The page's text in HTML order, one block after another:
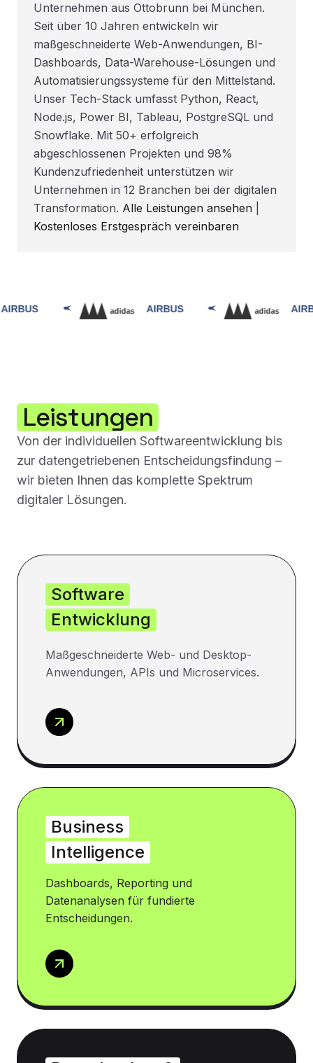
Unternehmen aus Ottobrunn bei München.
Seit über 10 Jahren entwickeln wir
maßgeschneiderte Web-Anwendungen, BI-
Dashboards, Data-Warehouse-Lösungen und
Automatisierungssysteme für den Mittelstand.
Unser Tech-Stack umfasst Python, React,
Node.js, Power BI, Tableau, PostgreSQL und
Snowflake. Mit 50+ erfolgreich
abgeschlossenen Projekten und 98%
Kundenzufriedenheit unterstützen wir
Unternehmen in 12 Branchen bei der digitalen
Transformation. Alle Leistungen ansehen
Kostenloses Erstgespräch vereinbaren
Leistungen
Von der individuellen Softwareentwicklung bis
zur datengetriebenen Entscheidungsfindung –
wir bieten Ihnen das komplette Spektrum
digitaler Lösungen.
Software
Entwicklung
Maßgeschneiderte Web- und Desktop-
Anwendungen, APIs und Microservices.
Business
Intelligence
Dashboards, Reporting und
Datenanalysen für fundierte
Entscheidungen.